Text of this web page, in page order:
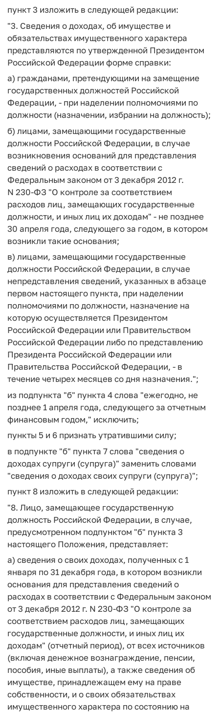
пункт 3 изложить в следующей редакции:
"3. Сведения о доходах, об имуществе и
обязательствах имущественного характера
представляются по утвержденной Президентом
Российской Федерации форме справки:
а) гражданами, претендующими на замещение
государственных должностей Российской
Федерации, - при наделении полномочиями по
должности (назначении, избрании на должность);
б) лицами, замещающими государственные
должности Российской Федерации, в случае
возникновения оснований для представления
сведений о расходах в соответствии с
Федеральным законом от 3 декабря 2012 г.
N 230-ФЗ "О контроле за соответствием
расходов лиц, замещающих государственные
должности, и иных лиц их доходам" - не позднее
30 апреля года, следующего за годом, в котором
возникли такие основания;
в) лицами, замещающими государственные
должности Российской Федерации, в случае
непредставления сведений, указанных в абзаце
первом настоящего пункта, при наделении
полномочиями по должности, назначение на
которую осуществляется Президентом
Российской Федерации или Правительством
Российской Федерации либо по представлению
Президента Российской Федерации или
Правительства Российской Федерации, - в
течение четырех месяцев со дня назначения.";
из подпункта "б" пункта 4 слова "ежегодно, не
позднее 1 апреля года, следующего за отчетным
финансовым годом," исключить;
пункты 5 и 6 признать утратившими силу;
в подпункте "б" пункта 7 слова "сведения о
доходах супруги (супруга)" заменить словами
"сведения о доходах своих супруги (супруга)";
пункт 8 изложить в следующей редакции:
"8. Лицо, замещающее государственную
должность Российской Федерации, в случае,
предусмотренном подпунктом "б" пункта 3
настоящего Положения, представляет:
а) сведения о своих доходах, полученных с 1
января по 31 декабря года, в котором возникли
основания для представления сведений о
расходах в соответствии с Федеральным законом
от 3 декабря 2012 г. N 230-ФЗ "О контроле за
соответствием расходов лиц, замещающих
государственные должности, и иных лиц их
доходам" (отчетный период), от всех источников
(включая денежное вознаграждение, пенсии,
пособия, иные выплаты), а также сведения об
имуществе, принадлежащем ему на праве
собственности, и о своих обязательствах
имущественного характера по состоянию на